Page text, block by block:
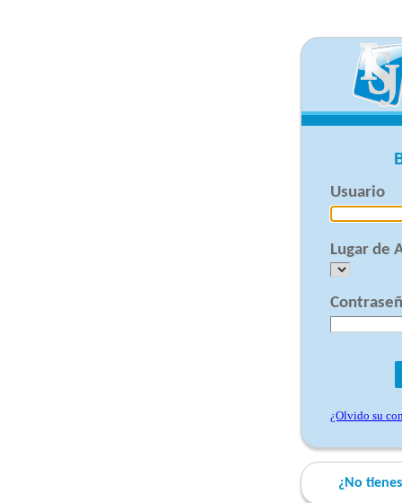
Usuario
Lugar de
¿Olvido su
¿No